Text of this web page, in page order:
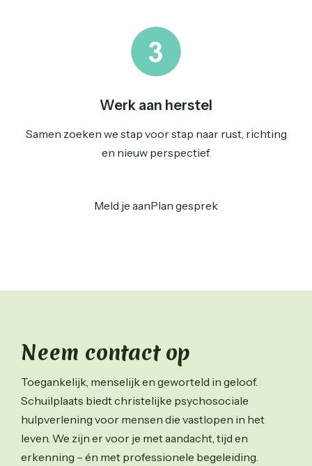
Werk aan herstel
Samen zoeken we stap voor stap naar rust, richting
en nieuw perspectief.
Meld je aanPlan gesprek
Neem contact op
Toegankelijk, menselijk en geworteld in geloof.
Schuilplaats biedt christelijke psychosociale
hulpverlening voor mensen die vastlopen in het
leven. We zijn er voor je met aandacht, tijd en
erkenning – én met professionele begeleiding.